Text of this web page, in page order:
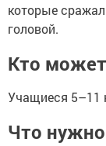
которые
головой.
Кто может
Учащиеся 5–11
Что